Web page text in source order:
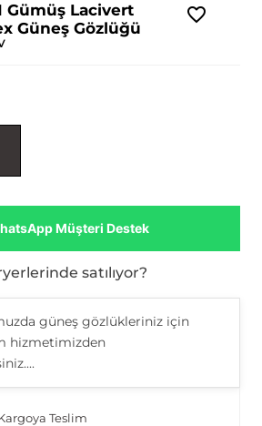
Gümüş Lacivert
Güneş Gözlüğü
Müşteri Destek
satılıyor?
güneş gözlükleriniz için
hizmetimizden
Teslim